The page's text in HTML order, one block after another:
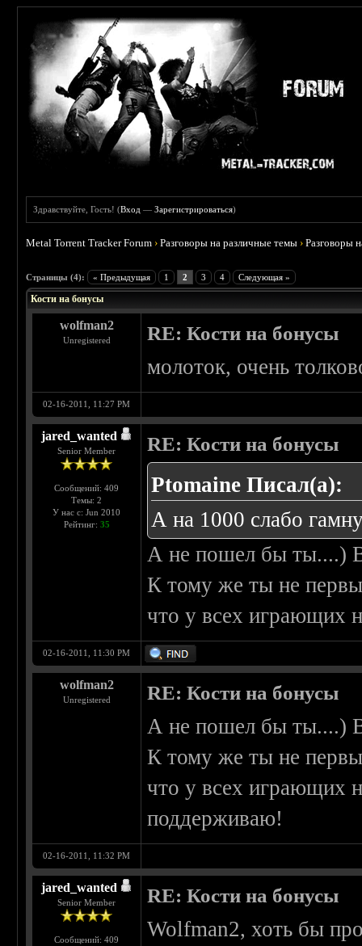
Здравствуйте, Гость! (Вход —Зарегистрироваться)
Metal Torrent Tracker Forum ›Разговоры на различные темы ›Разговоры
Страницы (4): « Предыдущая 1 2 3 4 Следующая »
Кости на бонусы
wolfman2
Unregistered RE: Кости на бонусы
молоток, очень
02-16-2011, 11:27 PM
jared_wanted
Senior Member
Сообщений: 409
Темы: 2
У нас с: Jun 2010
Рейтинг: 35
RE: Кости на бонусы
Ptomaine Писал(а):
А на 1000 слабо
А не пошел бы ты....)
К тому же ты не
что у всех играющих
02-16-2011, 11:30 PM
wolfman2
Unregistered RE: Кости на бонусы
А не пошел бы ты....)
К тому же ты не
что у всех играющих
поддерживаю!
02-16-2011, 11:32 PM
jared_wanted
Senior Member
Сообщений: 409
RE: Кости на бонусы
Wolfman2, хоть бы